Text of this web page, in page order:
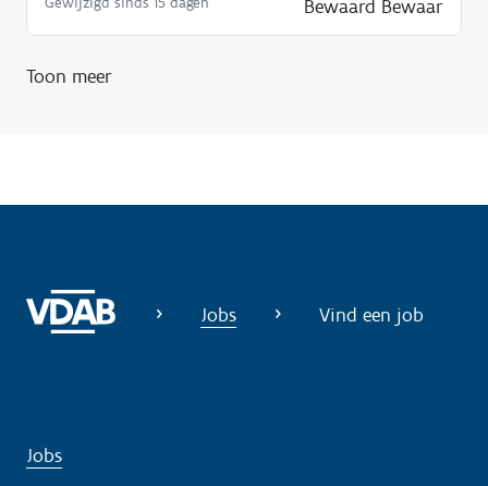
Bewaard Bewaar
Toon meer
Jobs Vind een job
Jobs